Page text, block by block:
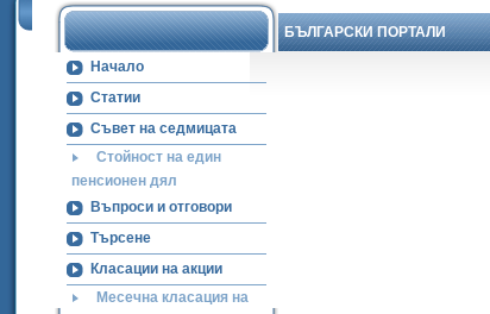
Начало
Статии
Съвет на седмицата
Стойност на един
пенсионен дял
Въпроси и отговори
Търсене
Класации на акции
Месечна класация на
БЪЛГАРСКИ ПОРТАЛИ